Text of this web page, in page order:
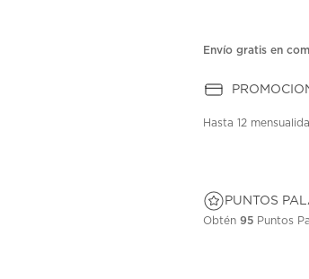
Envío gratis en
Hasta12
PUNTOS
Obtén95 Puntos